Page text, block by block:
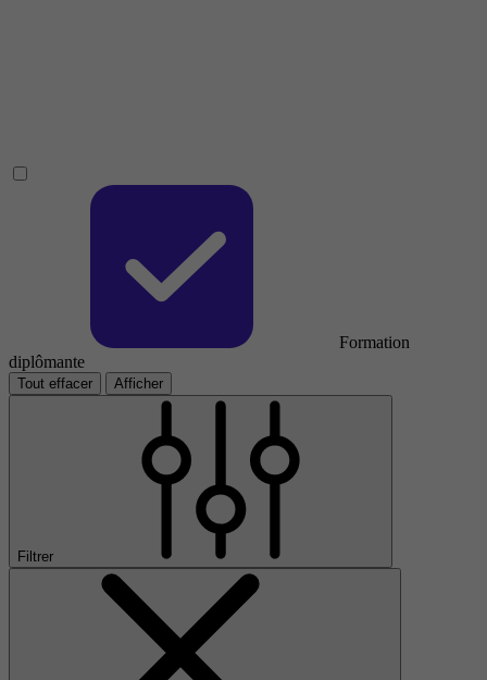
Formation
diplômante
Tout effacer Afficher
Filtrer